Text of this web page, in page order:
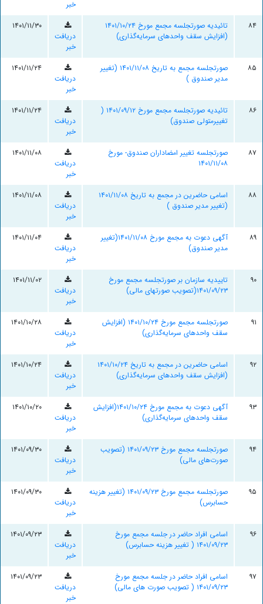
خبر
۸۴
تائیدیه صورتجلسه مجمع مورخ ۱۴۰۱/۱۰/۲۴
(افزایش سقف واحدهای سرمایه‌گذاری)
دریافت
خبر
۱۴۰۱/۱۱/۳۰
۸۵
صورتجلسه مجمع به تاریخ ۱۴۰۱/۱۱/۰۸ (تغییر
مدیر صندوق )
دریافت
خبر
۱۴۰۱/۱۱/۲۴
۸۶
تائیدیه صورتجلسه مجمع مورخ ۱۴۰۱/۰۹/۱۲ (
تغییرمتولی صندوق)
دریافت
خبر
۱۴۰۱/۱۱/۲۴
۸۷
صورتجلسه تغییر امضاداران صندوق- مورخ
۱۴۰۱/۱۱/۰۸
دریافت
خبر
۱۴۰۱/۱۱/۰۸
۸۸
اسامی حاضرین در مجمع به تاریخ ۱۴۰۱/۱۱/۰۸
(تغییر مدیر صندوق )
دریافت
خبر
۱۴۰۱/۱۱/۰۸
۸۹
آگهی دعوت به مجمع مورخ ۱۴۰۱/۱۱/۰۸(تغییر
مدیر صندوق)
دریافت
خبر
۱۴۰۱/۱۱/۰۴
۹۰
تاییدیه سازمان بر صورتجلسه مجمع مورخ
۱۴۰۱/۰۹/۲۳(تصویب صورتهای مالی)
دریافت
خبر
۱۴۰۱/۱۱/۰۲
۹۱
صورتجلسه مجمع مورخ ۱۴۰۱/۱۰/۲۴ (افزایش
سقف واحدهای سرمایه‌گذاری)
دریافت
خبر
۱۴۰۱/۱۰/۲۸
۹۲
اسامی حاضرین در مجمع به تاریخ ۱۴۰۱/۱۰/۲۴
(افزایش سقف واحدهای سرمایه‌گذاری)
دریافت
خبر
۱۴۰۱/۱۰/۲۴
۹۳
آگهی دعوت به مجمع مورخ ۱۴۰۱/۱۰/۲۴(افزایش
سقف واحدهای سرمایه‌گذاری)
دریافت
خبر
۱۴۰۱/۱۰/۲۰
۹۴
صورتجلسه مجمع مورخ ۱۴۰۱/۰۹/۲۳ (تصویب
صورت‌های مالی)
دریافت
خبر
۱۴۰۱/۰۹/۳۰
۹۵
صورتجلسه مجمع مورخ ۱۴۰۱/۰۹/۲۳ (تغییر هزینه
حسابرس)
دریافت
خبر
۱۴۰۱/۰۹/۳۰
۹۶
اسامی افراد حاضر در جلسه مجمع مورخ
۱۴۰۱/۰۹/۲۳ ( تغییر هزینه حسابرس)
دریافت
خبر
۱۴۰۱/۰۹/۲۳
۹۷
اسامی افراد حاضر در جلسه مجمع مورخ
۱۴۰۱/۰۹/۲۳ ( تصویب صورت های مالی)
دریافت
خبر
۱۴۰۱/۰۹/۲۳